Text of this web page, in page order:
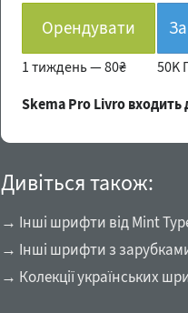
Орендувати
1 тиждень —80₴ 50K
Skema Pro Livro входить
Дивіться також:
→ Інші шрифти від Mint
→ Інші шрифти з
→ Колекції українських